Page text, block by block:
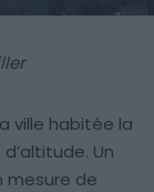
ville habitée la
Un
mesure de